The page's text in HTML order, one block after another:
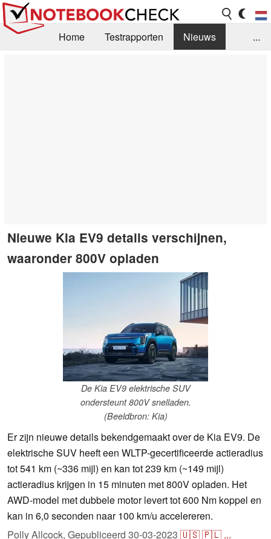
Home Testrapporten
Nieuws
...
Nieuwe Kia EV9 details verschijnen,
waaronder 800V opladen
De Kia EV9 elektrische SUV
ondersteunt 800V snelladen.
(Beeldbron: Kia)
Er zijn nieuwe details bekendgemaakt over de Kia EV9. De
elektrische SUV heeft een WLTP-gecertificeerde actieradius
tot 541 km (~336 mijl) en kan tot 239 km (~149 mijl)
actieradius krijgen in 15 minuten met 800V opladen. Het
AWD-model met dubbele motor levert tot 600 Nm koppel en
kan in 6,0 seconden naar 100 km/u accelereren.
Polly Allcock, Gepubliceerd 30-03-2023 🇺🇸🇵🇱 ...